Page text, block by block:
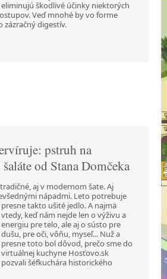
eliminujú škodlivé účinky niektorých
Veď mnohé by vo forme
zázračný digestív.
pstruh na
od Stana Domčeka
aj v modernom šate. Aj
nápadmi. Leto potrebuje
presne takto ušité jedlo. A najmä
vtedy, keď nám nejde len o výživu a
energiu pre telo, ale aj o sústo pre
dušu, pre oči, vôňu, myseľ... Nuž a
presne toto bol dôvod, prečo sme do
virtuálnej kuchyne Hosťovo.sk
pozvali šéfkuchára historického